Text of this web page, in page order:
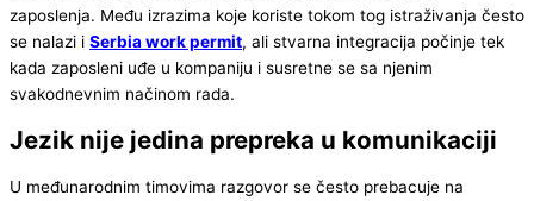
zaposlenja. Među izrazima koje koriste tokom tog istraživanja često
se nalazi i Serbia work permit, ali stvarna integracija počinje tek
kada zaposleni uđe u kompaniju i susretne se sa njenim
svakodnevnim načinom rada.
Jezik nije jedina prepreka u komunikaciji
U međunarodnim timovima razgovor se često prebacuje na